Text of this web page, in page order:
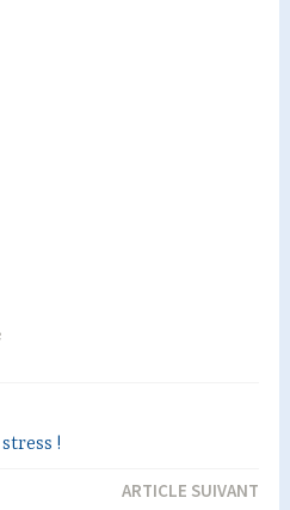
!
ARTICLE SUIVANT